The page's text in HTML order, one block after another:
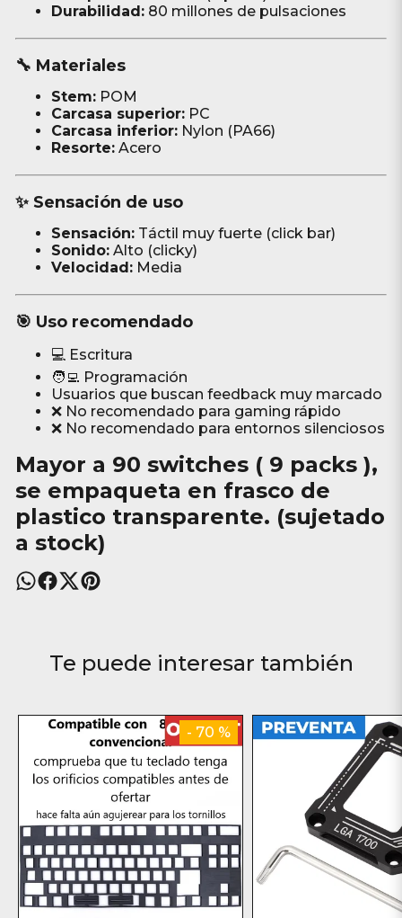
Durabilidad:80 millones de pulsaciones
🔧 Materiales
Stem:POM
Carcasa superior:PC
Carcasa inferior:Nylon (PA66)
Resorte:Acero
✨ Sensación de uso
Sensación:Táctil muy fuerte (click bar)
Sonido:Alto (clicky)
Velocidad:Media
🎯 Uso recomendado
💻 Escritura
🧑‍💻 Programación
Usuarios que buscan feedback muy marcado
❌ No recomendado para gaming rápido
❌ No recomendado para entornos silenciosos
Mayor a 90 switches ( 9 packs ),
se empaqueta en frasco de
plastico transparente. (sujetado
a stock)
Te puede interesar también
- 70 %